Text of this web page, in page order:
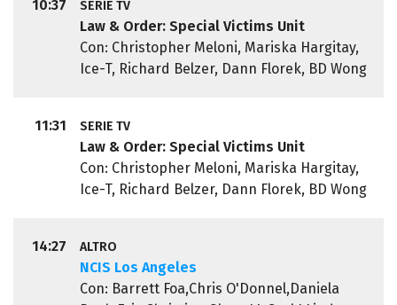
10:37 SERIE TV
Law & Order: Special Victims Unit
Con: Christopher Meloni, Mariska Hargitay,
Ice-T, Richard Belzer, Dann Florek, BD Wong
11:31 SERIE TV
Law & Order: Special Victims Unit
Con: Christopher Meloni, Mariska Hargitay,
Ice-T, Richard Belzer, Dann Florek, BD Wong
14:27 ALTRO
NCIS Los Angeles
Con: Barrett Foa,Chris O'Donnel,Daniela